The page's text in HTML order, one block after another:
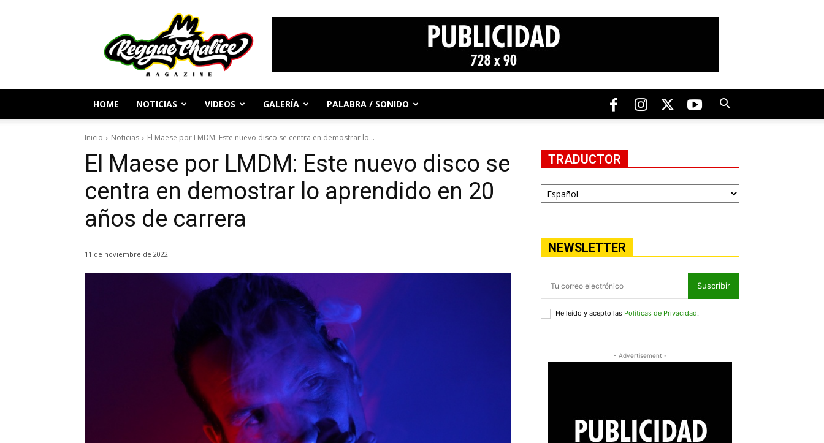
Periodismo
y
Cultura
Reggae
HOME NOTICIAS VIDEOS GALERÍA PALABRA / SONIDO
Inicio Noticias El Maese por LMDM: Este nuevo disco se centra en demostrar lo...
El Maese por LMDM: Este nuevo disco se
centra en demostrar lo aprendido en 20
años de carrera
11 de noviembre de 2022
TRADUCTOR
NEWSLETTER
Suscribir
He leído y acepto las Políticas de Privacidad.
- Advertisement -